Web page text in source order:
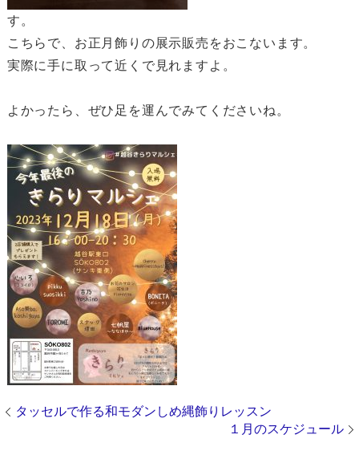
す。
こちらで、お正月飾りの展示販売をおこないます。
実際に手に取って近くで見れますよ。
よかったら、ぜひ足を運んでみてくださいね。
タッセルで作る和モダンしめ縄飾りレッスン
１月のスケジュール